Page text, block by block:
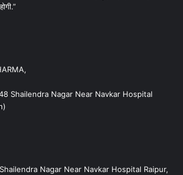
Shailendra Nagar Near Navkar Hospital
Nagar Near Navkar Hospital Raipur,